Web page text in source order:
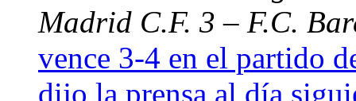
Madrid C.F. 3 – F.C.
vence 3-4 en el partido
dijo la prensa al día